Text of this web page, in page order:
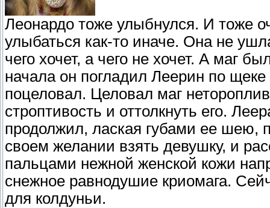
Леонардо тоже улыбнулся. И тоже
улыбаться как-то иначе. Она не
чего хочет, а чего не хочет. А маг
начала он погладил Леерин по
поцеловал. Целовал маг
строптивость и оттолкнуть его.
продолжил, лаская губами ее шею,
своем желании взять девушку, и
пальцами нежной женской кожи
снежное равнодушие криомага.
для колдуньи.